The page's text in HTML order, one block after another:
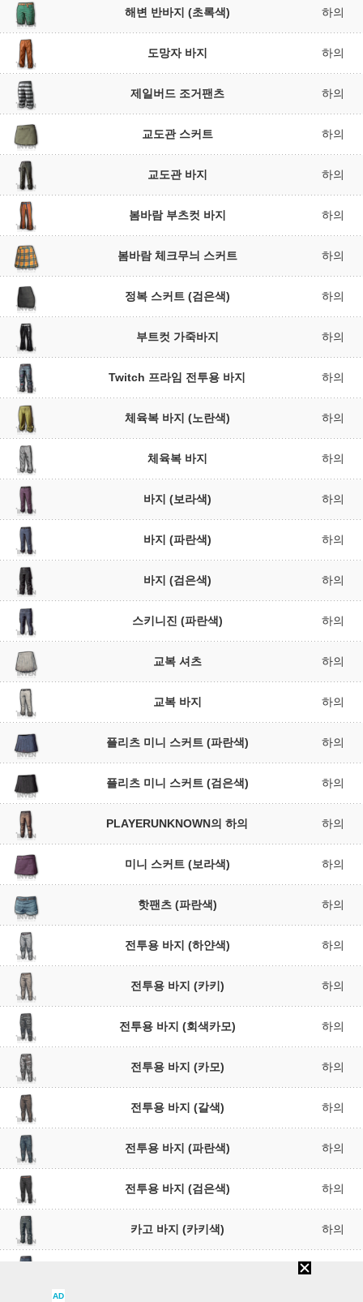
해변 반바지 (초록색) 하의
도망자 바지 하의
제일버드 조거팬츠 하의
교도관 스커트 하의
교도관 바지 하의
봄바람 부츠컷 바지 하의
봄바람 체크무늬 스커트 하의
정복 스커트 (검은색) 하의
부트컷 가죽바지 하의
Twitch 프라임 전투용 바지 하의
체육복 바지 (노란색) 하의
체육복 바지 하의
바지 (보라색) 하의
바지 (파란색) 하의
바지 (검은색) 하의
스키니진 (파란색) 하의
교복 셔츠 하의
교복 바지 하의
플리츠 미니 스커트 (파란색) 하의
플리츠 미니 스커트 (검은색) 하의
PLAYERUNKNOWN의 하의 하의
미니 스커트 (보라색) 하의
핫팬츠 (파란색) 하의
전투용 바지 (하얀색) 하의
전투용 바지 (카키) 하의
전투용 바지 (회색카모) 하의
전투용 바지 (카모) 하의
전투용 바지 (갈색) 하의
전투용 바지 (파란색) 하의
전투용 바지 (검은색) 하의
카고 바지 (카키색) 하의
AD